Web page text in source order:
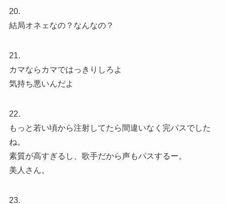
20.
結局オネェなの？なんなの？
21.
カマならカマではっきりしろよ
気持ち悪いんだよ
22.
もっと若い頃から注射してたら間違いなく完パスでした
ね。
素質が高すぎるし、歌手だから声もパスするー。
美人さん。
23.